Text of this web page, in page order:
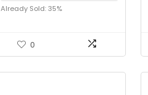
camouflagehorloge met
Already Sold: 35%
0